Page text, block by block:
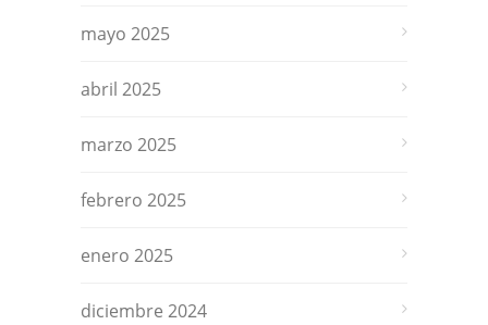
mayo 2025
abril 2025
marzo 2025
febrero 2025
enero 2025
diciembre 2024